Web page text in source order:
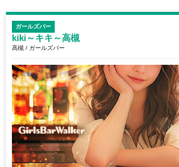
ガールズバー
kiki～キキ～高槻
高槻 / ガールズバー